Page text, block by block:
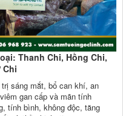
Thanh Chi, Hồng Chi,
Chi
sáng mắt, bổ can khí, an
gan cấp và mãn tính
tính bình, không độc, tăng